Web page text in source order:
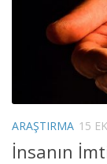
ARAŞTIRMA 15
İnsanın